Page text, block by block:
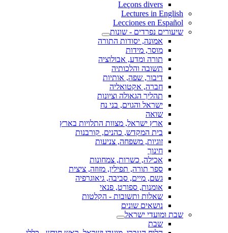
Leçons divers
Lectures in English
Lecciones en Español
שיעורים נפרדים - שונות
אמונה, יסודות התורה
מוסר, מידות
תורה ומדע, אבולוציה
תשובה והלכותיה
דיבור, שפה, אותיות
חברה, אקטואליה
תהליך הגאולה וציונות
ישראל והגוים, בני נח
שואה
ארץ ישראל, מצוות התלויות בארץ
בית המקדש, כהנים, קורבנות
זוגיות, משפחה, צניעות
חינוך
אכילה, כשרות, צמחונות
ספר תורה, תפילין, מזוזה, ציצית
גשם, מיים, סביבה, גיאוגרפיה
אומנות, ספורט, פנאי
שאלות ותשובות - הקלטות
נושאים שונים
שבת ומועדי ישראל
שבת